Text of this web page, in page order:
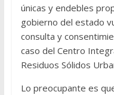
únicas y endebles
gobierno del estado
consulta y
caso del Centro
Residuos Sólidos
Lo preocupante es